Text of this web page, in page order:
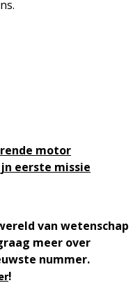
motor
eerste missie
van wetenschap
meer over
nummer.
!